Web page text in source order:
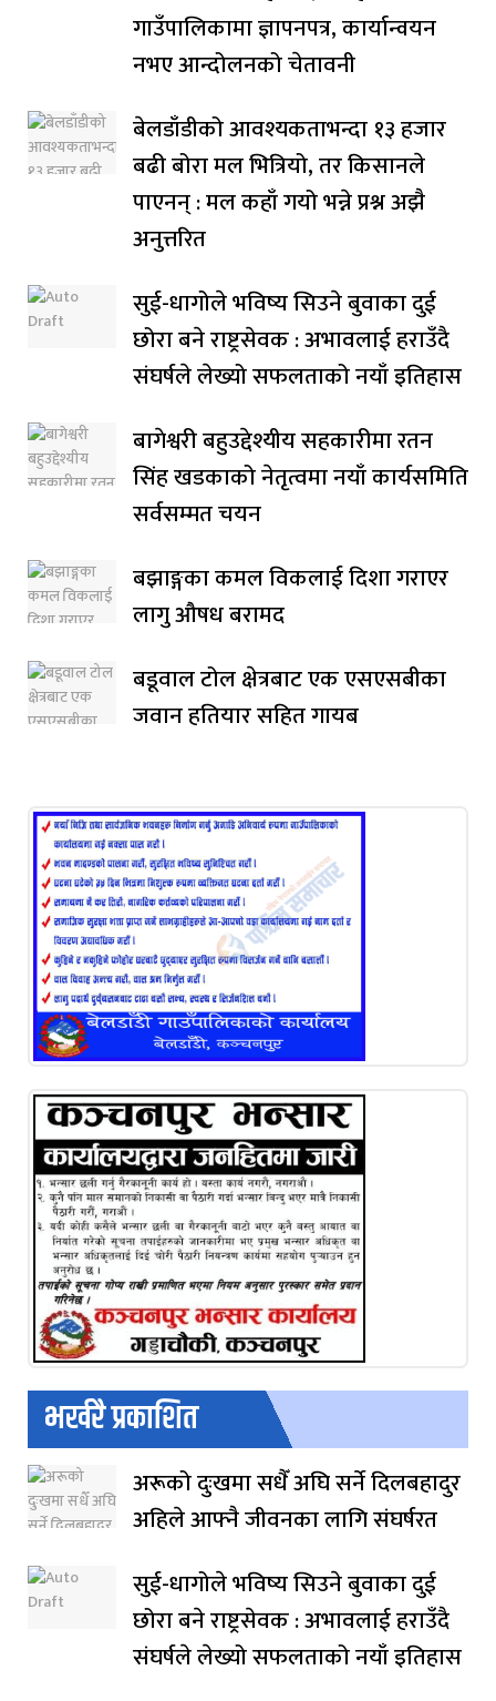
गाउँपालिकामा ज्ञापनपत्र, कार्यान्वयन
नभए आन्दोलनको चेतावनी
बेलडाँडीको आवश्यकताभन्दा १३ हजार
बढी बोरा मल भित्रियो, तर किसानले
पाएनन् : मल कहाँ गयो भन्ने प्रश्न अझै
अनुत्तरित
सुई-धागोले भविष्य सिउने बुवाका दुई
छोरा बने राष्ट्रसेवक : अभावलाई हराउँदै
संघर्षले लेख्यो सफलताको नयाँ इतिहास
बागेश्वरी बहुउद्देश्यीय सहकारीमा रतन
सिंह खडकाको नेतृत्वमा नयाँ कार्यसमिति
सर्वसम्मत चयन
बझाङ्गका कमल विकलाई दिशा गराएर
लागु औषध बरामद
बडूवाल टोल क्षेत्रबाट एक एसएसबीका
जवान हतियार सहित गायब
भर्खरै प्रकाशित
अरूको दुःखमा सधैँ अघि सर्ने दिलबहादुर
अहिले आफ्नै जीवनका लागि संघर्षरत
सुई-धागोले भविष्य सिउने बुवाका दुई
छोरा बने राष्ट्रसेवक : अभावलाई हराउँदै
संघर्षले लेख्यो सफलताको नयाँ इतिहास